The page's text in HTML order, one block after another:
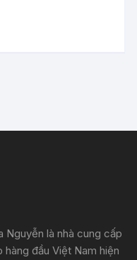
Nguyễn là nhà cung cấp
đầu Việt Nam hiện